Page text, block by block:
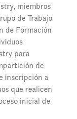
miembros
de Trabajo
de Formación
para
de
inscripción a
que realicen
inicial de